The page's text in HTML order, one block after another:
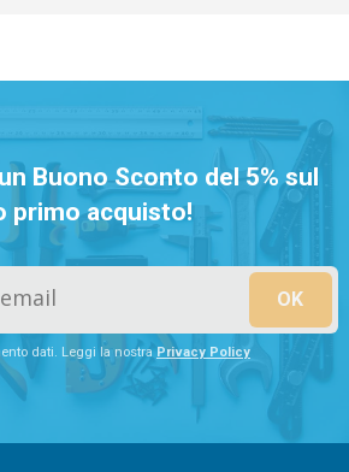
Buono Sconto del 5% sul
primo acquisto!
dati. Leggi la nostra Privacy Policy